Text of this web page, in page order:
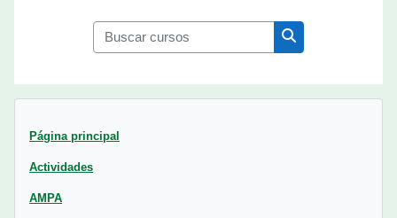
Buscar cursos
Buscar cursos
Página principal
Actividades
AMPA